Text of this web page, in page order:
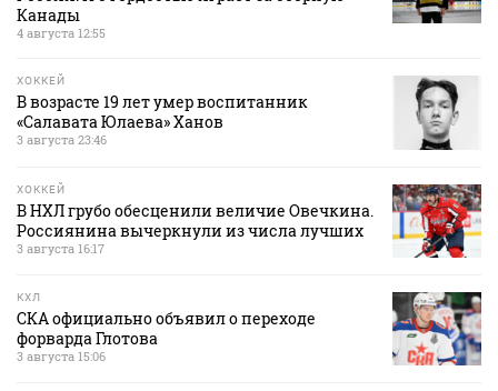
Канады
4 августа 12:55
ХОККЕЙ
В возрасте 19 лет умер воспитанник
«Салавата Юлаева» Ханов
3 августа 23:46
ХОККЕЙ
В НХЛ грубо обесценили величие Овечкина.
Россиянина вычеркнули из числа лучших
3 августа 16:17
КХЛ
СКА официально объявил о переходе
форварда Глотова
3 августа 15:06